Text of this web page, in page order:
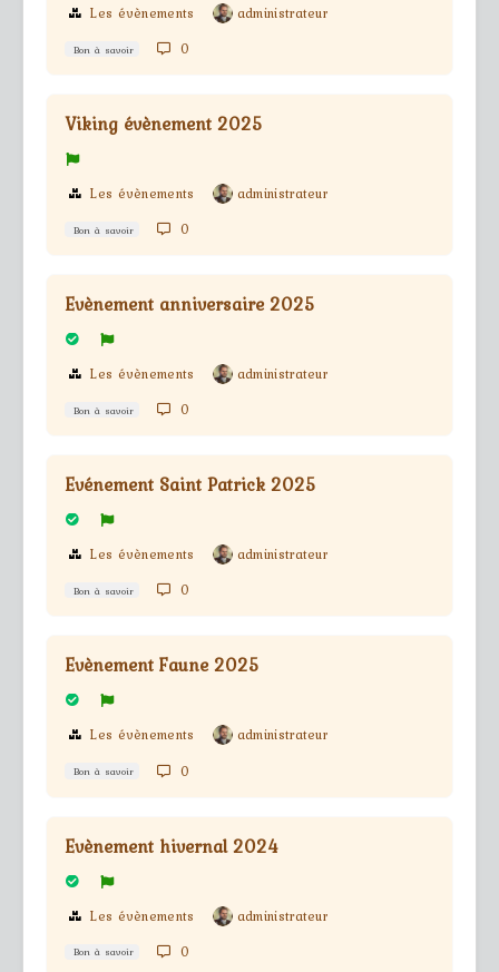
Les évènements administrateur
Bon à savoir 0
Viking évènement 2025
Les évènements administrateur
Bon à savoir 0
Evènement anniversaire 2025
Les évènements administrateur
Bon à savoir 0
Evénement Saint Patrick 2025
Les évènements administrateur
Bon à savoir 0
Evènement Faune 2025
Les évènements administrateur
Bon à savoir 0
Evènement hivernal 2024
Les évènements administrateur
Bon à savoir 0